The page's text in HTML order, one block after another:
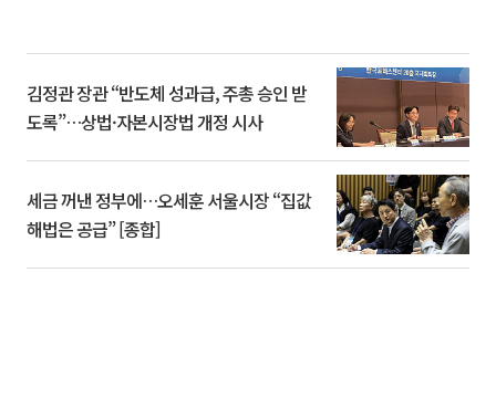
김정관 장관 “반도체 성과급, 주총 승인 받
도록”…상법·자본시장법 개정 시사
세금 꺼낸 정부에…오세훈 서울시장 “집값
해법은 공급” [종합]